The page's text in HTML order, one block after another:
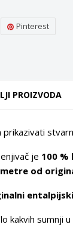
Pinterest
PROIZVODA
je 100
od
kakvih sumnji